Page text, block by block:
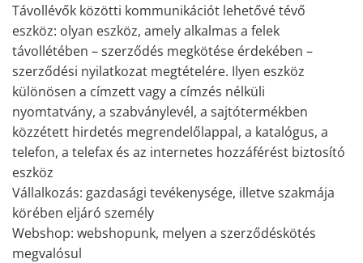
Távollévők közötti kommunikációt lehetővé tévő
eszköz: olyan eszköz, amely alkalmas a felek
távollétében – szerződés megkötése érdekében –
szerződési nyilatkozat megtételére. Ilyen eszköz
különösen a címzett vagy a címzés nélküli
nyomtatvány, a szabványlevél, a sajtótermékben
közzétett hirdetés megrendelőlappal, a katalógus, a
telefon, a telefax és az internetes hozzáférést biztosító
eszköz
Vállalkozás: gazdasági tevékenysége, illetve szakmája
körében eljáró személy
Webshop: webshopunk, melyen a szerződéskötés
megvalósul